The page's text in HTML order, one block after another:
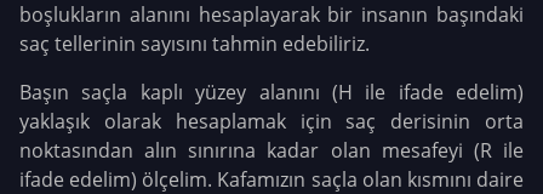
boşlukların alanını hesaplayarak bir insanın başındaki
saç tellerinin sayısını tahmin edebiliriz.
Başın saçla kaplı yüzey alanını (H ile ifade edelim)
yaklaşık olarak hesaplamak için saç derisinin orta
noktasından alın sınırına kadar olan mesafeyi (R ile
ifade edelim) ölçelim. Kafamızın saçla olan kısmını daire